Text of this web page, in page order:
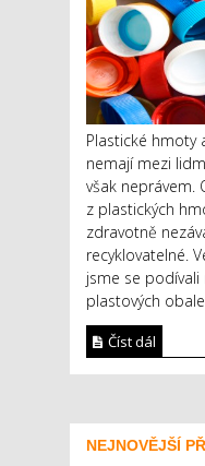
Plastické hmoty
nemají mezi
však neprávem.
z plastických
zdravotně
recyklovatelné.
jsme se
plastových
Číst dál
NEJNOVĚJŠÍ